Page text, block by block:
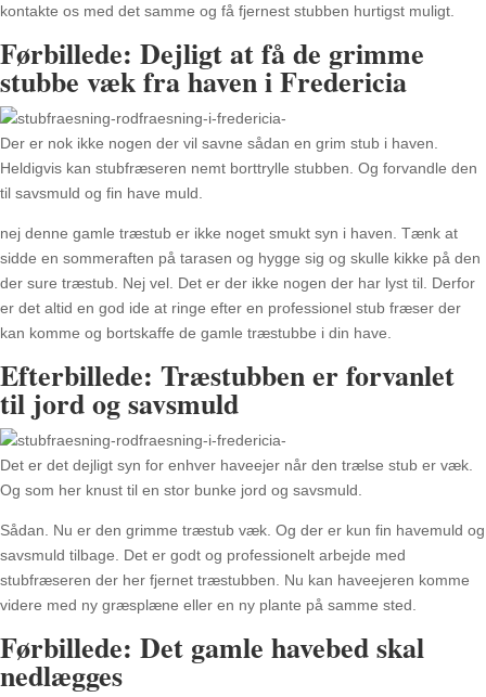
kontakte os med det samme og få fjernest stubben hurtigst muligt.
Førbillede: Dejligt at få de grimme
stubbe væk fra haven i Fredericia
Der er nok ikke nogen der vil savne sådan en grim stub i haven.
Heldigvis kan stubfræseren nemt borttrylle stubben. Og forvandle den
til savsmuld og fin have muld.
nej denne gamle træstub er ikke noget smukt syn i haven. Tænk at
sidde en sommeraften på tarasen og hygge sig og skulle kikke på den
der sure træstub. Nej vel. Det er der ikke nogen der har lyst til. Derfor
er det altid en god ide at ringe efter en professionel stub fræser der
kan komme og bortskaffe de gamle træstubbe i din have.
Efterbillede: Træstubben er forvanlet
til jord og savsmuld
Det er det dejligt syn for enhver haveejer når den trælse stub er væk.
Og som her knust til en stor bunke jord og savsmuld.
Sådan. Nu er den grimme træstub væk. Og der er kun fin havemuld og
savsmuld tilbage. Det er godt og professionelt arbejde med
stubfræseren der her fjernet træstubben. Nu kan haveejeren komme
videre med ny græsplæne eller en ny plante på samme sted.
Førbillede: Det gamle havebed skal
nedlægges